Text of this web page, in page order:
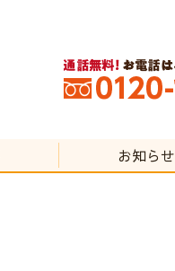
お知らせ